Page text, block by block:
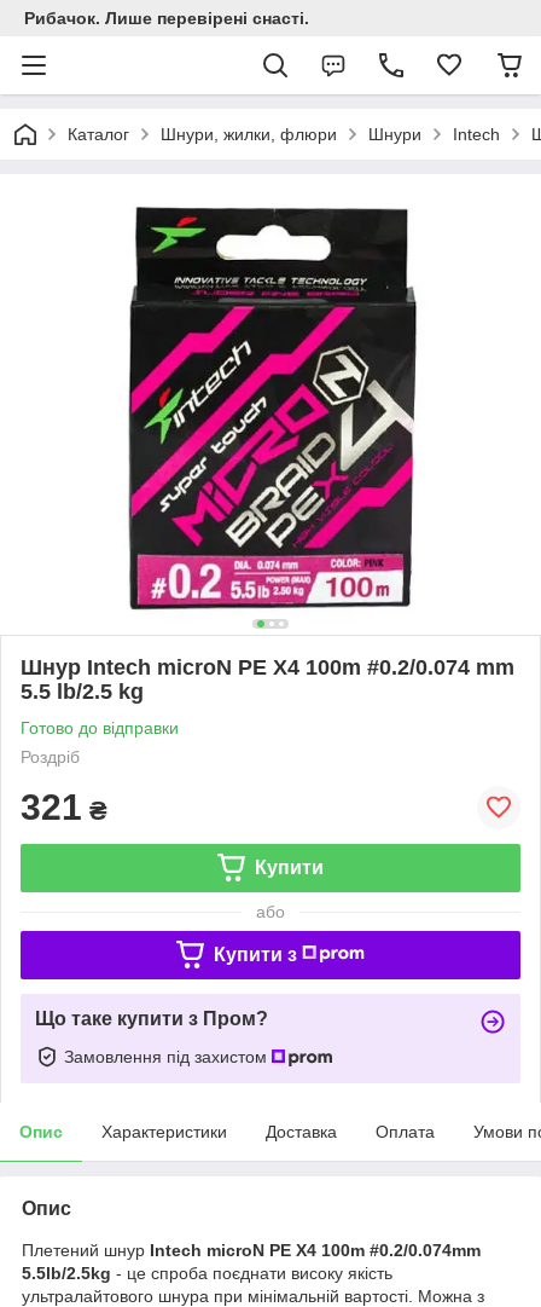
Рибачок. Лише перевірені снасті.
Каталог Шнури, жилки, флюри Шнури Intech
Шнур Intech microN PE X4 100m #0.2/0.074 mm
5.5 lb/2.5 kg
Готово до відправки
Роздріб
321 ₴
Купити
або
Купити з
Що таке купити з Пром?
Замовлення під захистом
Опис Характеристики Доставка Оплата Умови
Опис
Плетений шнур Intech microN PE X4 100m #0.2/0.074mm
5.5lb/2.5kg - це спроба поєднати високу якість
ультралайтового шнура при мінімальній вартості. Можна з